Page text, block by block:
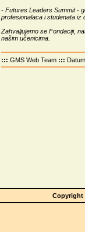
- Futures Leaders Summit -
profesionalaca i studenata iz
Zahvaljujemo se Fondaciji,
našim učenicima.
::: GMS Web Team :::
Copyright